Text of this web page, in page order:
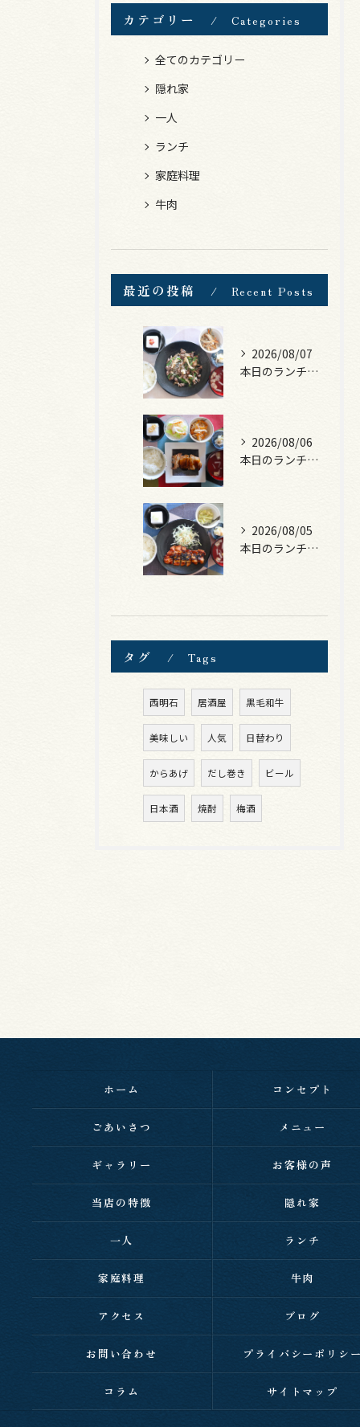
カテゴリー Categories
全てのカテゴリー
隠れ家
一人
ランチ
家庭料理
牛肉
最近の投稿 Recent Posts
2026/08/07
本日のランチは、黒毛和牛のチャプチェ！
2026/08/06
本日のランチは、照焼きチキン！
2026/08/05
本日のランチは、ロース豚カツ梅はさみ！
タグ Tags
西明石 居酒屋 黒毛和牛
美味しい 人気 日替わり
からあげ だし巻き ビール
日本酒 焼酎 梅酒
ホーム コンセプト
ごあいさつ メニュー
ギャラリー お客様の声
当店の特徴 隠れ家
一人 ランチ
家庭料理 牛肉
アクセス ブログ
お問い合わせ プライバシーポリシ
コラム サイトマップ